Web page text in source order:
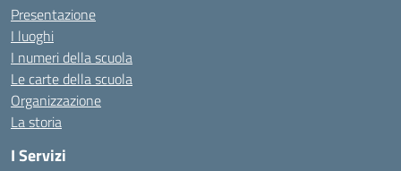
Presentazione
I luoghi
I numeri della scuola
Le carte della scuola
Organizzazione
La storia
I Servizi